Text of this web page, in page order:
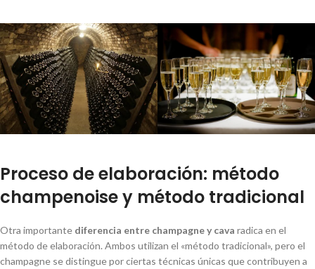
Proceso de elaboración: método
champenoise y método tradicional
Otra importante diferencia entre champagne y cava radica en el
método de elaboración. Ambos utilizan el «método tradicional», pero el
champagne se distingue por ciertas técnicas únicas que contribuyen a